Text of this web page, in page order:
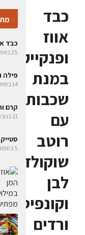
כבד
אווז
ופנקייק
במנת
שכבות
עם
רוטב
שוקולד
לבן
ורדים
כבד
25 באפריל 2010
פילה
14 בספטמבר 2009
קרם
21 בנובמבר 2007
5 בספטמבר 2005